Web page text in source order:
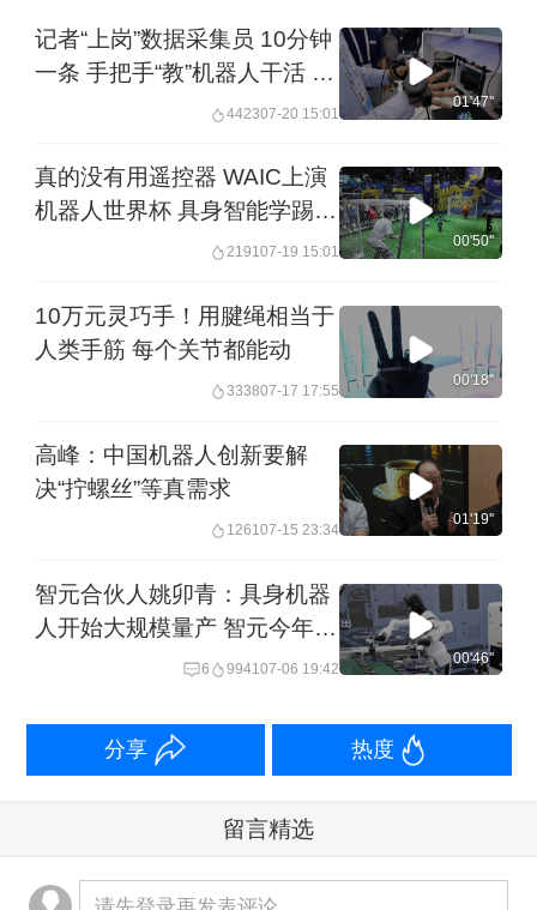
记者“上岗”数据采集员 10分钟
一条 手把手“教”机器人干活 ︱
442307-20 15:01
01'47''
真的没有用遥控器 WAIC上演
机器人世界杯 具身智能学踢球
有什么用？︱未来・♾️
219107-19 15:01
00'50''
10万元灵巧手！用腱绳相当于
人类手筋 每个关节都能动
333807-17 17:55
00'18''
高峰：中国机器人创新要解
决“拧螺丝”等真需求
126107-15 23:34
01'19''
智元合伙人姚卯青：具身机器
人开始大规模量产 智元今年产
能预计在四五万台 将会大量走
研行
6 994107-06 19:42
00'46''
分享 热度
留言精选